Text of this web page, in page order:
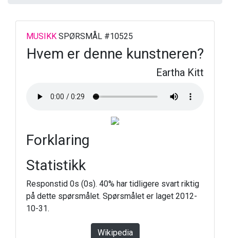
MUSIKK SPØRSMÅL #10525
Hvem er denne kunstneren?
Eartha Kitt
Forklaring
Statistikk
Responstid 0s (0s). 40% har tidligere svart riktig
på dette spørsmålet. Spørsmålet er laget 2012-
10-31.
Wikipedia